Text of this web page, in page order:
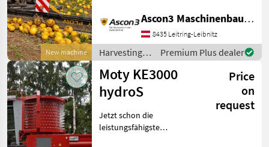
New machine
Flächenleistungen. Die
einzigartigen
Entlastungsfedern sorgen
für beste Bode
Ascon3 Maschinenbau GmbH
8435 Leitring-Leibnitz
Harvesting
equipment
crop fields /
Ascon3
Premium Plus dealer
Moty KE3000
hydroS
Price
on
request
Jetzt schon die
leistungsfähigste